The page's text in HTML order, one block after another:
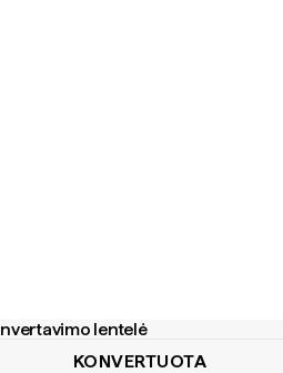
lentelė
KONVERTUOTA